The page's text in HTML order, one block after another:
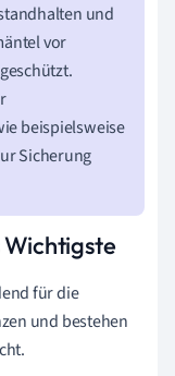
und
vor
beispielsweise
Sicherung
Wichtigste
für die
und bestehen